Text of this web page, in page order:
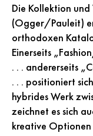
Die Kollektion
(Ogger/Pauleit)
orthodoxen
Einerseits
. . . andererseits
. . . positioniert
hybrides Werk
zeichnet es sich
kreative Optionen